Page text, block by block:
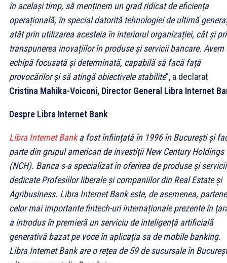
în același timp, să menținem un grad ridicat de eficiența
operațională, în special datorită tehnologiei de ultimă
atât prin utilizarea acesteia în interiorul organizației, cât și
transpunerea inovațiilor în produse și servicii bancare. Avem
echipă focusată și determinată, capabilă să facă față
provocărilor și să atingă obiectivele stabilite”, a declarat
Cristina Mahika-Voiconi, Director General Libra Internet
Despre Libra Internet Bank
Libra Internet Banka fost înființată în 1996 în București și
parte din grupul american de investiții New Century Holdings
(NCH). Banca s-a specializat în oferirea de produse și servicii
dedicate Profesiilor liberale și companiilor din Real Estate și
Agribusiness. Libra Internet Bank este, de asemenea,
celor mai importante fintech-uri internaționale prezente în
a introdus în premieră un serviciu de inteligență artificială
generativă bazat pe voce în aplicația sa de mobile banking.
Libra Internet Bank are o rețea de 59 de sucursale în